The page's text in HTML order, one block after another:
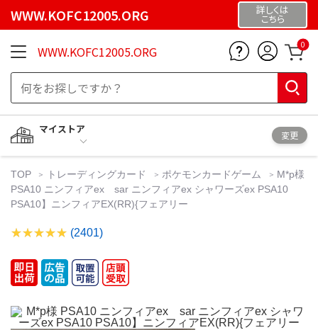
WWW.KOFC12005.ORG 詳しくは
こちら
WWW.KOFC12005.ORG 0
マイストア
変更
TOP トレーディングカード ポケモンカードゲーム
M*p様
PSA10 ニンフィアex sar ニンフィアex シャワーズex PSA10
PSA10】ニンフィアEX(RR){フェアリー
(2401)